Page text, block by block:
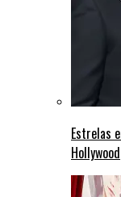
Estrelas
Hollywood